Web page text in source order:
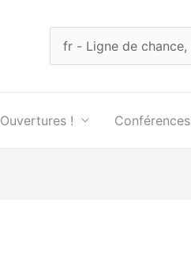
Choisir
Ouvertures ! Conférences